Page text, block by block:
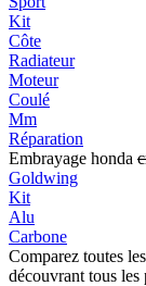
Kit
Côte
Radiateur
Moteur
Coulé
Mm
Réparation
Embrayage honda
Goldwing
Kit
Alu
Carbone
Comparez toutes
découvrant tous